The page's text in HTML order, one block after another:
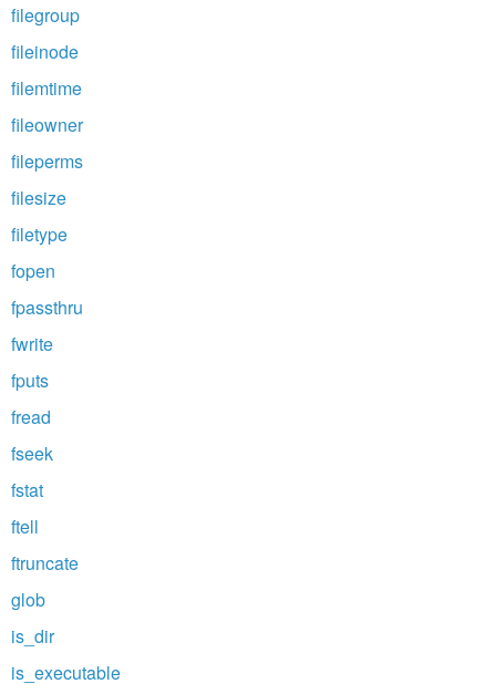
filegroup
fileinode
filemtime
fileowner
fileperms
filesize
filetype
fopen
fpassthru
fwrite
fputs
fread
fseek
fstat
ftell
ftruncate
glob
is_dir
is_executable